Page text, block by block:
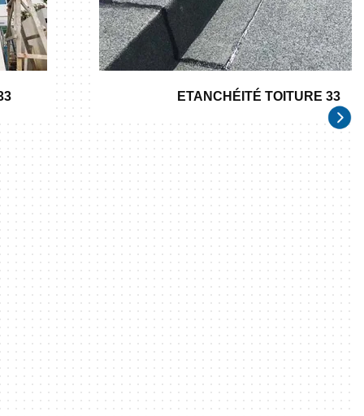
ETANCHÉITÉ TOITURE 33